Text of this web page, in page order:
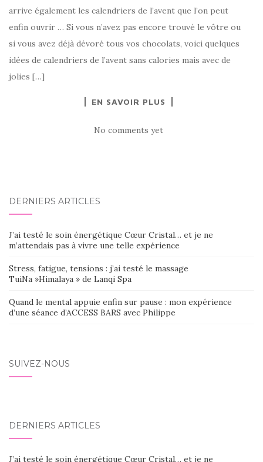
arrive également les calendriers de l’avent que l’on peut
enfin ouvrir … Si vous n’avez pas encore trouvé le vôtre ou
si vous avez déjà dévoré tous vos chocolats, voici quelques
idées de calendriers de l’avent sans calories mais avec de
jolies […]
EN SAVOIR PLUS
No comments yet
DERNIERS ARTICLES
J’ai testé le soin énergétique Cœur Cristal… et je ne
m’attendais pas à vivre une telle expérience
Stress, fatigue, tensions : j’ai testé le massage
TuiNa »Himalaya » de Lanqi Spa
Quand le mental appuie enfin sur pause : mon expérience
d’une séance d’ACCESS BARS avec Philippe
SUIVEZ-NOUS
DERNIERS ARTICLES
J’ai testé le soin énergétique Cœur Cristal… et je ne